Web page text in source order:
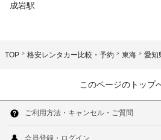
成岩駅
TOP 格安レンタカー比較・予約 東海 愛知
このページのトップ